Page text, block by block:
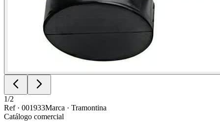
1/2
Ref · 001933Marca · Tramontina
Catálogo comercial